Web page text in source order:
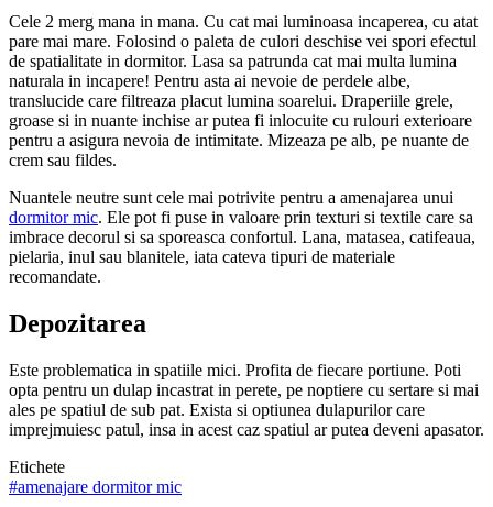
Cele 2 merg mana in mana. Cu cat mai luminoasa incaperea, cu atat
pare mai mare. Folosind o paleta de culori deschise vei spori efectul
de spatialitate in dormitor. Lasa sa patrunda cat mai multa lumina
naturala in incapere! Pentru asta ai nevoie de perdele albe,
translucide care filtreaza placut lumina soarelui. Draperiile grele,
groase si in nuante inchise ar putea fi inlocuite cu rulouri exterioare
pentru a asigura nevoia de intimitate. Mizeaza pe alb, pe nuante de
crem sau fildes.
Nuantele neutre sunt cele mai potrivite pentru a amenajarea unui
dormitor mic. Ele pot fi puse in valoare prin texturi si textile care sa
imbrace decorul si sa sporeasca confortul. Lana, matasea, catifeaua,
pielaria, inul sau blanitele, iata cateva tipuri de materiale
recomandate.
Depozitarea
Este problematica in spatiile mici. Profita de fiecare portiune. Poti
opta pentru un dulap incastrat in perete, pe noptiere cu sertare si mai
ales pe spatiul de sub pat. Exista si optiunea dulapurilor care
imprejmuiesc patul, insa in acest caz spatiul ar putea deveni apasator.
Etichete
#amenajare dormitor mic